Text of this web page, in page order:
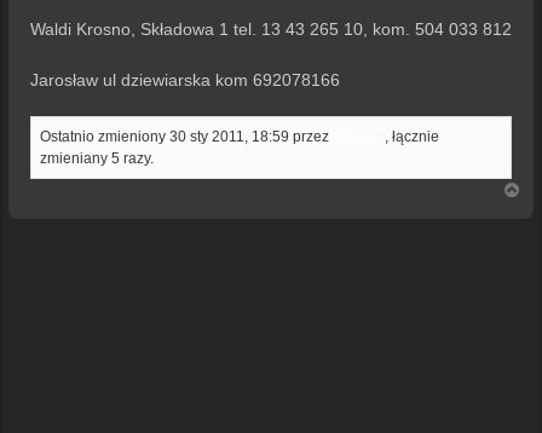
Waldi Krosno, Składowa 1 tel. 13 43 265 10, kom. 504 033 812
Jarosław ul dziewiarska kom 692078166
Ostatnio zmieniony 30 sty 2011, 18:59 przez
, łącznie
zmieniany 5 razy.